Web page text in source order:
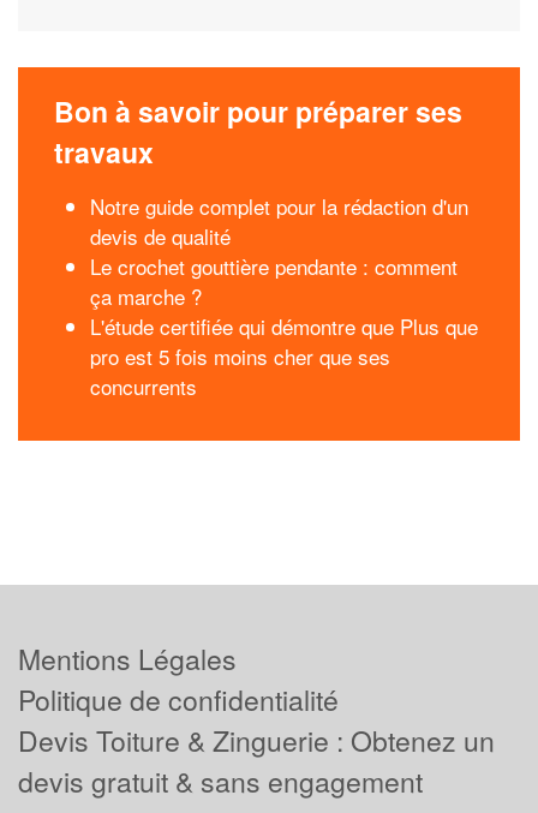
Bon à savoir pour préparer ses
travaux
Notre guide complet pour la rédaction d'un
devis de qualité
Le crochet gouttière pendante : comment
ça marche ?
L'étude certifiée qui démontre que Plus que
pro est 5 fois moins cher que ses
concurrents
Mentions Légales
Politique de confidentialité
Devis Toiture & Zinguerie : Obtenez un
devis gratuit & sans engagement